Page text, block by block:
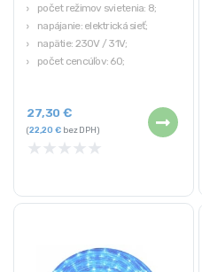
počet režimov svietenia: 8;
napájanie: elektrická sieť;
napätie: 230V / 31V;
počet cencúľov: 60;
27,30€
(22,20€bez DPH)
★ ★ ★ ★ ★